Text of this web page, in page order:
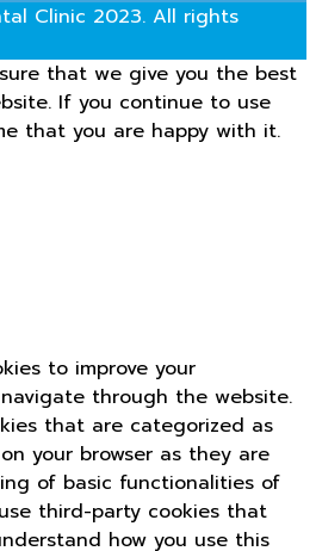
Clinic 2023. All rights
that we give you the best
If you continue to use
that you are happy with it.
to improve your
through the website.
that are categorized as
your browser as they are
of basic functionalities of
third-party cookies that
how you use this